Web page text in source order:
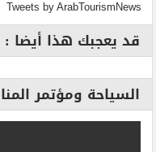
Tweets by ArabTourismNews
قد يعجبك هذا أيضا :
السياحة ومؤتمر